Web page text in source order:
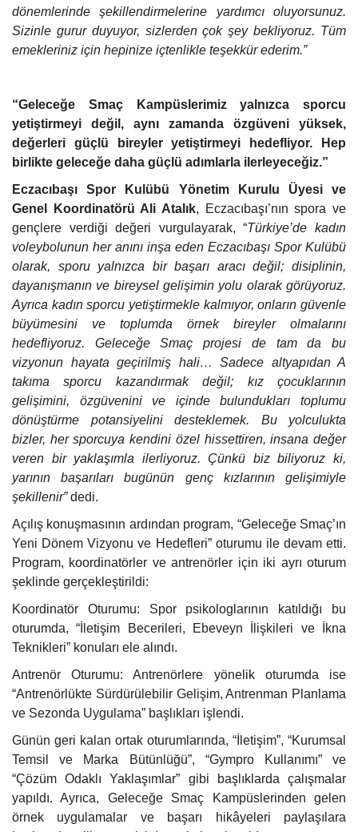
dönemlerinde şekillendirmelerine yardımcı oluyorsunuz.
Sizinle gurur duyuyor, sizlerden çok şey bekliyoruz. Tüm
emekleriniz için hepinize içtenlikle teşekkür ederim.”
“Geleceğe Smaç Kampüslerimiz yalnızca sporcu
yetiştirmeyi değil, aynı zamanda özgüveni yüksek,
değerleri güçlü bireyler yetiştirmeyi hedefliyor. Hep
birlikte geleceğe daha güçlü adımlarla ilerleyeceğiz.”
Eczacıbaşı Spor Kulübü Yönetim Kurulu Üyesi ve
Genel Koordinatörü Ali Atalık, Eczacıbaşı’nın spora ve
gençlere verdiği değeri vurgulayarak, “Türkiye’de kadın
voleybolunun her anını inşa eden Eczacıbaşı Spor Kulübü
olarak, sporu yalnızca bir başarı aracı değil; disiplinin,
dayanışmanın ve bireysel gelişimin yolu olarak görüyoruz.
Ayrıca kadın sporcu yetiştirmekle kalmıyor, onların güvenle
büyümesini ve toplumda örnek bireyler olmalarını
hedefliyoruz. Geleceğe Smaç projesi de tam da bu
vizyonun hayata geçirilmiş hali… Sadece altyapıdan A
takıma sporcu kazandırmak değil; kız çocuklarının
gelişimini, özgüvenini ve içinde bulundukları toplumu
dönüştürme potansiyelini desteklemek. Bu yolculukta
bizler, her sporcuya kendini özel hissettiren, insana değer
veren bir yaklaşımla ilerliyoruz. Çünkü biz biliyoruz ki,
yarının başarıları bugünün genç kızlarının gelişimiyle
şekillenir”dedi.
Açılış konuşmasının ardından program, “Geleceğe Smaç’ın
Yeni Dönem Vizyonu ve Hedefleri” oturumu ile devam etti.
Program, koordinatörler ve antrenörler için iki ayrı oturum
şeklinde gerçekleştirildi:
Koordinatör Oturumu: Spor psikologlarının katıldığı bu
oturumda, “İletişim Becerileri, Ebeveyn İlişkileri ve İkna
Teknikleri” konuları ele alındı.
Antrenör Oturumu: Antrenörlere yönelik oturumda ise
“Antrenörlükte Sürdürülebilir Gelişim, Antrenman Planlama
ve Sezonda Uygulama” başlıkları işlendi.
Günün geri kalan ortak oturumlarında, “İletişim”, “Kurumsal
Temsil ve Marka Bütünlüğü”, “Gympro Kullanımı” ve
“Çözüm Odaklı Yaklaşımlar” gibi başlıklarda çalışmalar
yapıldı. Ayrıca, Geleceğe Smaç Kampüslerinden gelen
örnek uygulamalar ve başarı hikâyeleri paylaşılara